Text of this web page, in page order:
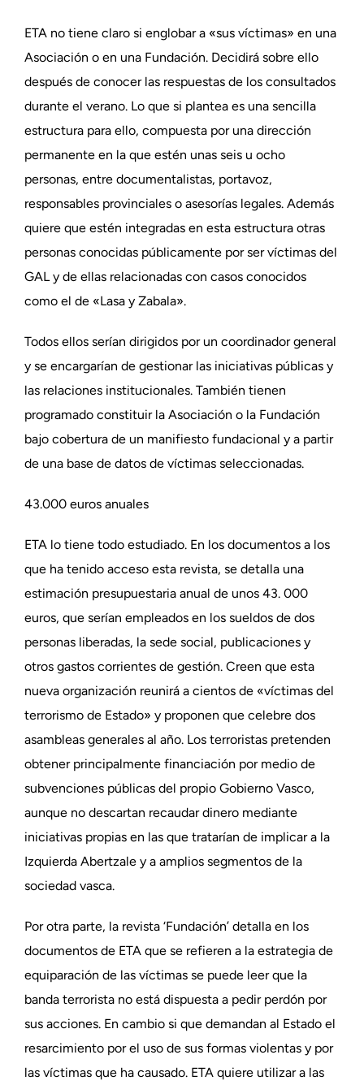
ETA no tiene claro si englobar a «sus víctimas» en una
Asociación o en una Fundación. Decidirá sobre ello
después de conocer las respuestas de los consultados
durante el verano. Lo que si plantea es una sencilla
estructura para ello, compuesta por una dirección
permanente en la que estén unas seis u ocho
personas, entre documentalistas, portavoz,
responsables provinciales o asesorías legales. Además
quiere que estén integradas en esta estructura otras
personas conocidas públicamente por ser víctimas del
GAL y de ellas relacionadas con casos conocidos
como el de «Lasa y Zabala».
Todos ellos serían dirigidos por un coordinador general
y se encargarían de gestionar las iniciativas públicas y
las relaciones institucionales. También tienen
programado constituir la Asociación o la Fundación
bajo cobertura de un manifiesto fundacional y a partir
de una base de datos de víctimas seleccionadas.
43.000 euros anuales
ETA lo tiene todo estudiado. En los documentos a los
que ha tenido acceso esta revista, se detalla una
estimación presupuestaria anual de unos 43. 000
euros, que serían empleados en los sueldos de dos
personas liberadas, la sede social, publicaciones y
otros gastos corrientes de gestión. Creen que esta
nueva organización reunirá a cientos de «víctimas del
terrorismo de Estado» y proponen que celebre dos
asambleas generales al año. Los terroristas pretenden
obtener principalmente financiación por medio de
subvenciones públicas del propio Gobierno Vasco,
aunque no descartan recaudar dinero mediante
iniciativas propias en las que tratarían de implicar a la
Izquierda Abertzale y a amplios segmentos de la
sociedad vasca.
Por otra parte, la revista ‘Fundación’ detalla en los
documentos de ETA que se refieren a la estrategia de
equiparación de las víctimas se puede leer que la
banda terrorista no está dispuesta a pedir perdón por
sus acciones. En cambio si que demandan al Estado el
resarcimiento por el uso de sus formas violentas y por
las víctimas que ha causado. ETA quiere utilizar a las